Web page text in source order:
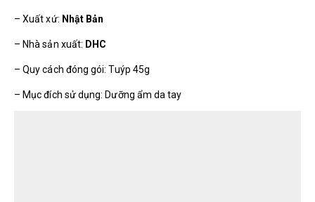
– Xuất xứ: Nhật Bản
– Nhà sản xuất: DHC
– Quy cách đóng gói: Tuýp 45g
– Mục đích sử dụng: Dưỡng ẩm da tay